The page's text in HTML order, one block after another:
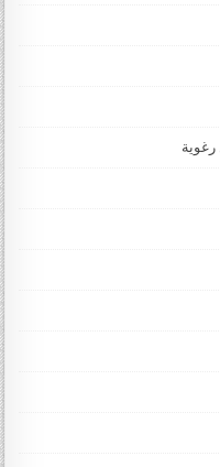
رغوية